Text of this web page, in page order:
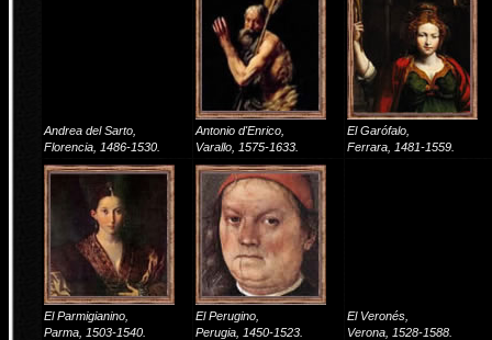
Andrea del Sarto,
Florencia, 1486-1530.
Antonio d'Enrico,
Varallo, 1575-1633.
El Garófalo,
Ferrara, 1481-1559.
El Parmigianino,
Parma, 1503-1540.
El Perugino,
Perugia, 1450-1523.
El Veronés,
Verona, 1528-1588.